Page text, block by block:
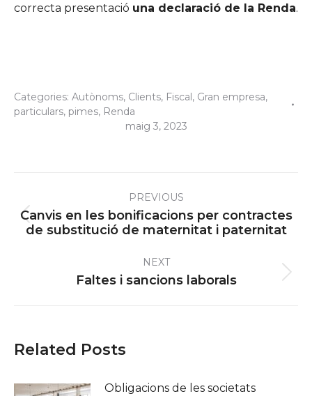
correcta presentació una declaració de la Renda.
Categories: Autònoms, Clients, Fiscal, Gran empresa,
particulars, pimes, Renda
maig 3, 2023
navigationPREVIOUS
Previous
post:
Canvis en les bonificacions per contractes
de substitució de maternitat i paternitat
NEXT
Next
Faltes i sancions laborals
Related Posts
Obligacions de les societats